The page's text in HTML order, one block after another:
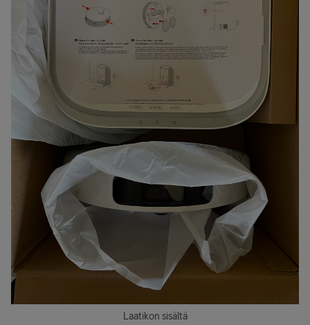
Laatikon sisältä